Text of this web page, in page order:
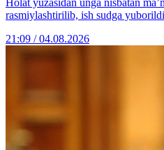
Holat yuzasidan unga nisbatan
rasmiylashtirilib, ish sudga
21:09 / 04.08.2026